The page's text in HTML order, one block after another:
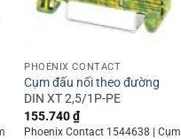
PHOENIX CONTACT
Cụm đấu nối theo đường
DIN XT 2,5/1P-PE
155.740₫
Phoenix Contact 1544638 | Cụm